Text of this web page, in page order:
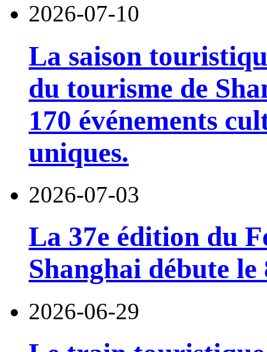
2026-07-10
La saison
du tourisme de
170 événements
uniques.
2026-07-03
La 37e édition du
Shanghai débute
2026-06-29